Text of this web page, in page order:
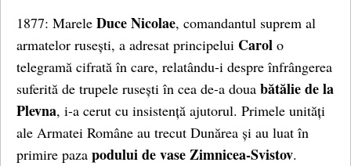
1877: Marele Duce Nicolae, comandantul suprem al
armatelor rusești, a adresat principelui Carol o
telegramă cifrată în care, relatându-i despre înfrângerea
suferită de trupele rusești în cea de-a doua bătălie de la
Plevna, i-a cerut cu insistență ajutorul. Primele unități
ale Armatei Române au trecut Dunărea și au luat în
primire paza podului de vase Zimnicea-Svistov.